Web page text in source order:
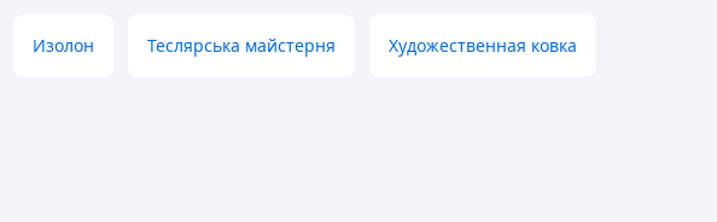
Изолон Теслярська майстерня Художественная ковка